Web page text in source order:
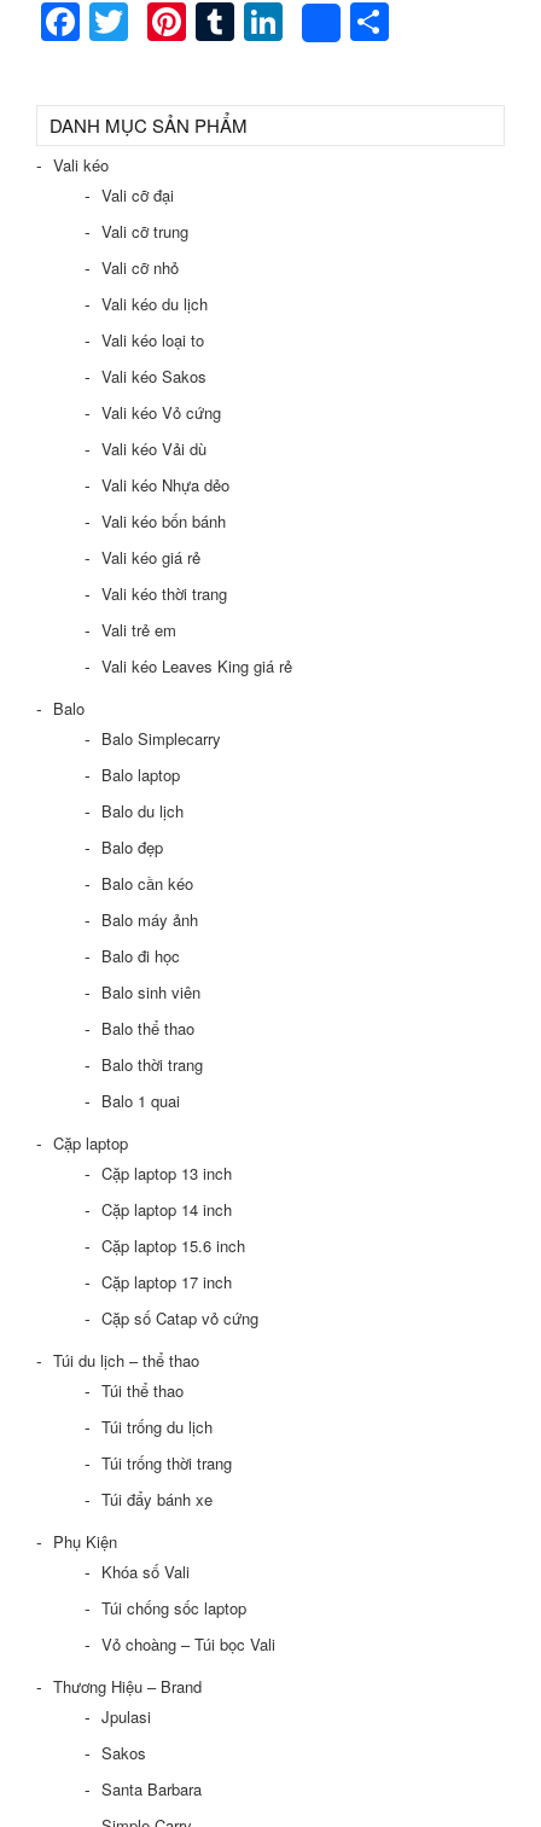
Facebook
TwitterPinterest
TumblrLinkedIn
Share
DANH MỤC SẢN PHẨM
Vali kéo
Vali cỡ đại
Vali cỡ trung
Vali cỡ nhỏ
Vali kéo du lịch
Vali kéo loại to
Vali kéo Sakos
Vali kéo Vỏ cứng
Vali kéo Vải dù
Vali kéo Nhựa dẻo
Vali kéo bốn bánh
Vali kéo giá rẻ
Vali kéo thời trang
Vali trẻ em
Vali kéo Leaves King giá rẻ
Balo
Balo Simplecarry
Balo laptop
Balo du lịch
Balo đẹp
Balo cần kéo
Balo máy ảnh
Balo đi học
Balo sinh viên
Balo thể thao
Balo thời trang
Balo 1 quai
Cặp laptop
Cặp laptop 13 inch
Cặp laptop 14 inch
Cặp laptop 15.6 inch
Cặp laptop 17 inch
Cặp số Catap vỏ cứng
Túi du lịch – thể thao
Túi thể thao
Túi trống du lịch
Túi trống thời trang
Túi đẩy bánh xe
Phụ Kiện
Khóa số Vali
Túi chống sốc laptop
Vỏ choàng – Túi bọc Vali
Thương Hiệu – Brand
Jpulasi
Sakos
Santa Barbara